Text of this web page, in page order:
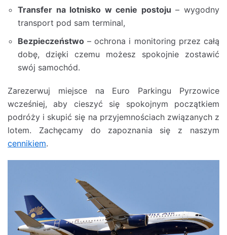
Transfer na lotnisko w cenie postoju – wygodny
transport pod sam terminal,
Bezpieczeństwo – ochrona i monitoring przez całą
dobę, dzięki czemu możesz spokojnie zostawić
swój samochód.
Zarezerwuj miejsce na Euro Parkingu Pyrzowice
wcześniej, aby cieszyć się spokojnym początkiem
podróży i skupić się na przyjemnościach związanych z
lotem. Zachęcamy do zapoznania się z naszym
cennikiem.